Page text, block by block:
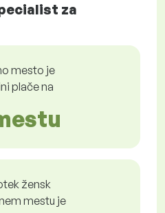
za
mesto je
plače na
žensk
mestu je